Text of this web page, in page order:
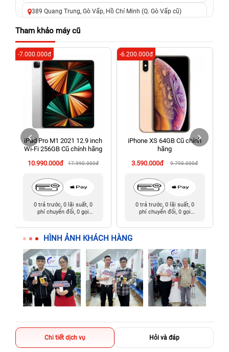
389 Quang Trung, Gò Vấp, Hồ Chí Minh (Q. Gò Vấp cũ)
625 - 625A Âu Cơ, Tân Phú, Hồ Chí Minh (Quận Tân Phú cũ)
326 Lê Văn Việt, Tăng Nhơn Phú, Hồ Chí Minh (Q.9 TP. Thủ
Đức cũ)
256 Võ Văn Ngân, Thủ Đức, Hồ Chí Minh (Bình Thọ, TP. Thủ
Đức Cũ)
70 Nguyễn An Ninh, Dĩ An, Hồ Chí Minh (Bình Dương Cũ)
24h Vũng Tàu: 162A Ba Cu, Vũng Tàu, Hồ Chí Minh (TP. Vũng
Tàu cũ)
198 Hoàng Văn Thụ, Tân Sơn Nhất, Hồ Chí Minh (Tân Bình
cũ)
Tham khảo máy cũ
iPad Pro M1 2021 12.9 inch
Wi‑Fi 256GB Cũ chính hãng
10.990.000đ
17.990.000đ
-7.000.000đ
0 trả trước, 0 lãi suất, 0
phí chuyển đổi, 0 gọi
iPhone XS 64GB Cũ chính
hãng
3.590.000đ
9.790.000đ
-6.200.000đ
0 trả trước, 0 lãi suất, 0
phí chuyển đổi, 0 gọi
HÌNH ẢNH KHÁCH HÀNG
Chi tiết dịch vụ Hỏi và đáp